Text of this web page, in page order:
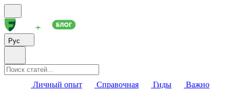
Рус
Личный опыт Справочная Гиды
Важно